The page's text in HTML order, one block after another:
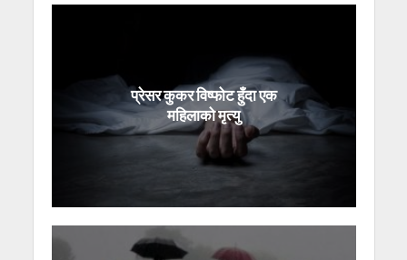
प्रेसर कुकर विष्फोट हुँदा एक
महिलाको मृत्यु